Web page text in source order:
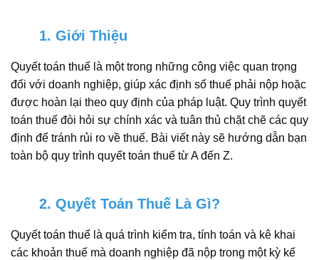
1. Giới Thiệu
Quyết toán thuế là một trong những công việc quan trọng
đối với doanh nghiệp, giúp xác định số thuế phải nộp hoặc
được hoàn lại theo quy định của pháp luật. Quy trình quyết
toán thuế đòi hỏi sự chính xác và tuân thủ chặt chẽ các quy
định để tránh rủi ro về thuế. Bài viết này sẽ hướng dẫn bạn
toàn bộ quy trình quyết toán thuế từ A đến Z.
2. Quyết Toán Thuế Là Gì?
Quyết toán thuế là quá trình kiểm tra, tính toán và kê khai
các khoản thuế mà doanh nghiệp đã nộp trong một kỳ kế